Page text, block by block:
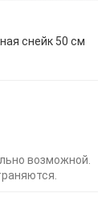
снейк 50 см
возможной.